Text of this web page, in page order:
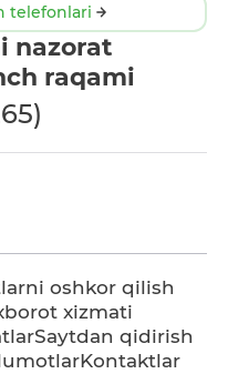
telefonlari
nazorat
raqami
oshkor qilish
xizmati
Saytdan qidirish
Kontaktlar